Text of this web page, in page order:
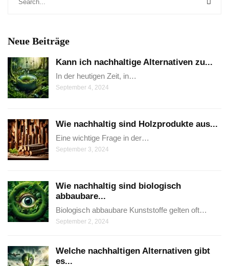
Neue Beiträge
Kann ich nachhaltige Alternativen zu...
In der heutigen Zeit, in…
September 4, 2024
Wie nachhaltig sind Holzprodukte aus...
Eine wichtige Frage in der…
September 3, 2024
Wie nachhaltig sind biologisch
abbaubare...
Biologisch abbaubare Kunststoffe gelten oft…
September 2, 2024
Welche nachhaltigen Alternativen gibt
es...